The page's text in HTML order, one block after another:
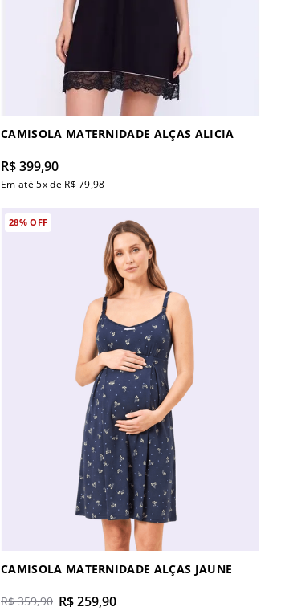
CAMISOLA MATERNIDADE ALÇAS ALICIA
R$399,90
Em até5x de R$ 79,98
28%OFF
CAMISOLA MATERNIDADE ALÇAS JAUNE
R$ 359,90 R$259,90